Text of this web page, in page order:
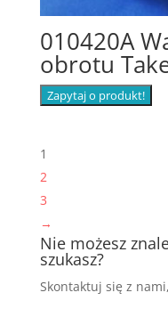
010420A
obrotu
Zapytaj o produkt!
1
2
3
→
Nie możesz
szukasz?
Skontaktuj się z